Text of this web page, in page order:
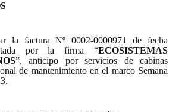
Públicas
la factura Nº 0002-0000971 de fecha
por la firma “ECOSISTEMAS
”, anticipo por servicios de cabinas
de mantenimiento en el marco Semana